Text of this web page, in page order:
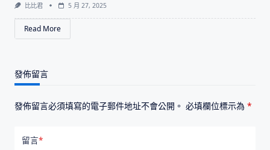
比比君 5 月 27, 2025
Read More
發佈留言
發佈留言必須填寫的電子郵件地址不會公開。 必填欄位標示為 *
留言*